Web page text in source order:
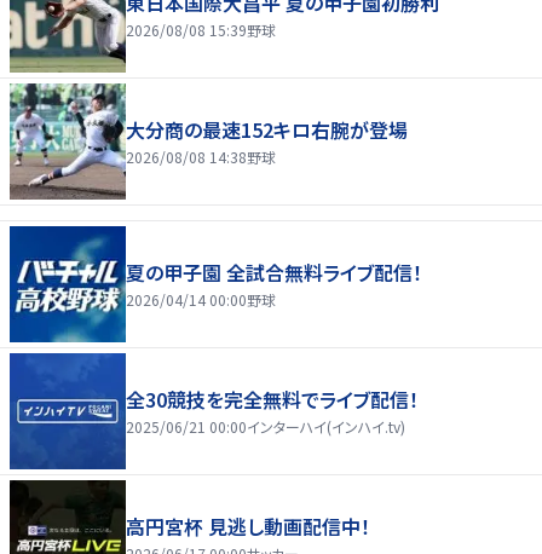
2026/08/08 15:39野球
大分商の最速152キロ右腕が登場
2026/08/08 14:38野球
夏の甲子園 全試合無料ライブ配信！
2026/04/14 00:00野球
全30競技を完全無料でライブ配信！
2025/06/21 00:00インターハイ(インハイ.tv)
高円宮杯 見逃し動画配信中！